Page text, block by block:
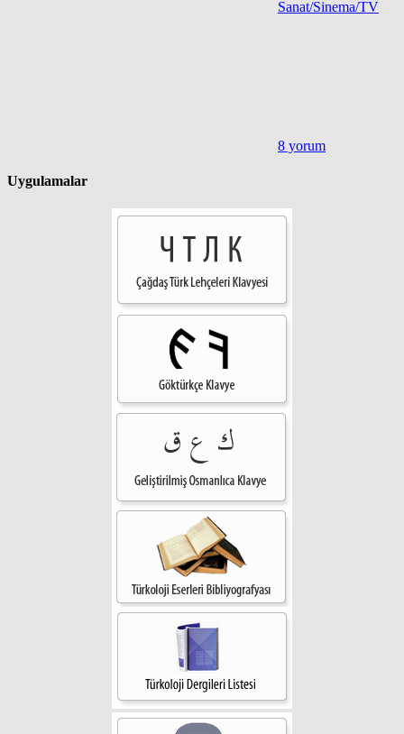
Sanat/Sinema/TV
8 yorum
Uygulamalar